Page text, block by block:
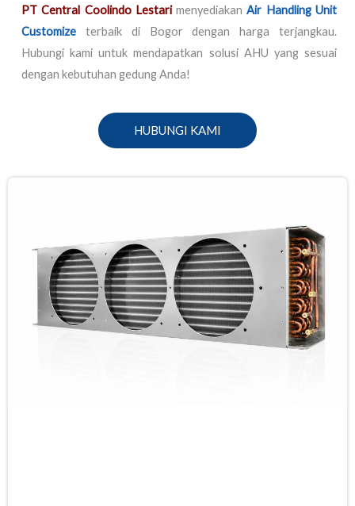
PT Central Coolindo Lestari menyediakanAir Handling Unit
Customize terbaik di Bogor dengan harga terjangkau.
Hubungi kami untuk mendapatkan solusi AHU yang sesuai
dengan kebutuhan gedung Anda!
HUBUNGI KAMI